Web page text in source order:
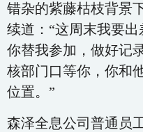
错杂的紫藤枯枝背景
续道：“这周末我要
你替我参加，做好记
核部门口等你，你和
位置。”
森泽全息公司普通员